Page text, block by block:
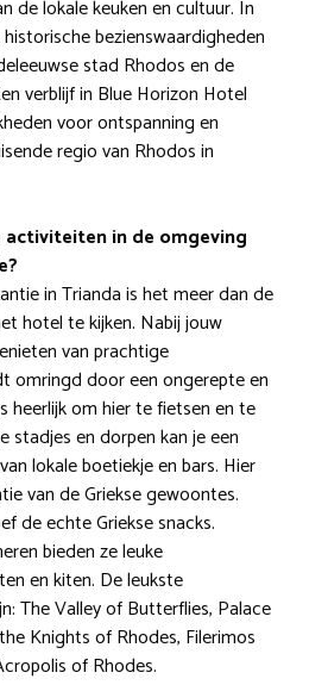
de lokale keuken en cultuur. In
bezienswaardigheden
stad Rhodos en de
verblijf in Blue Horizon Hotel
voor ontspanning en
regio van Rhodos in
in de omgeving
in Trianda is het meer dan de
hotel te kijken. Nabij jouw
van prachtige
omringd door een ongerepte en
heerlijk om hier te fietsen en te
stadjes en dorpen kan je een
lokale boetiekje en bars. Hier
van de Griekse gewoontes.
de echte Griekse snacks.
bieden ze leuke
en kiten. De leukste
The Valley of Butterflies, Palace
Knights of Rhodes, Filerimos
of Rhodes.